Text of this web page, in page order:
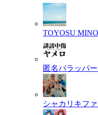
TOYOSU
匿名パラッパー
シャカリキフ